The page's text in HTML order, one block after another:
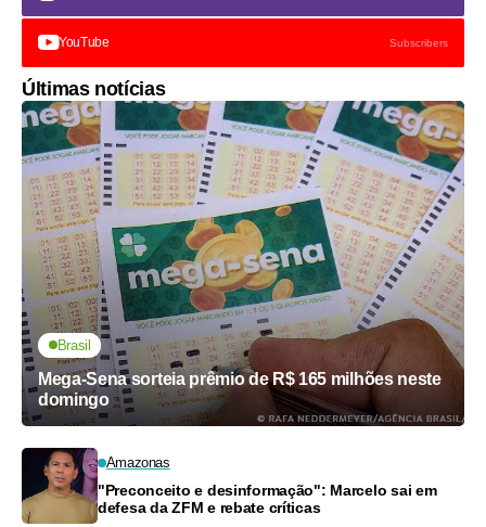
YouTube Subscribers
Últimas notícias
Brasil
Mega-Sena sorteia prêmio de R$ 165 milhões neste
domingo
Amazonas
"Preconceito e desinformação": Marcelo sai em
defesa da ZFM e rebate críticas